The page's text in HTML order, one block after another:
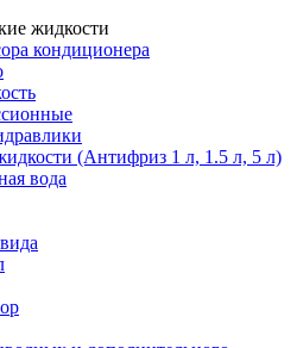
жидкости
кондиционера
(Антифриз 1 л, 1.5 л, 5 л)
вода